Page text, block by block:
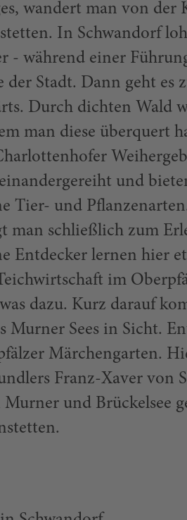
wandert man von der
In Schwandorf
- während einer
der Stadt. Dann geht es
Durch dichten Wald
man diese überquert
und
Tier- und
man schließlich zum
Entdecker lernen hier
im
dazu. Kurz darauf
Murner Sees in Sicht.
Märchengarten.
Franz-Xaver von
und Brückelsee